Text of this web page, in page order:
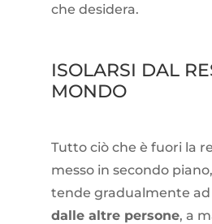
che desidera.
ISOLARSI DAL
MONDO
Tutto ciò che è fuori la
messo in secondo
tende gradualmente ad
dalle altre persone, a